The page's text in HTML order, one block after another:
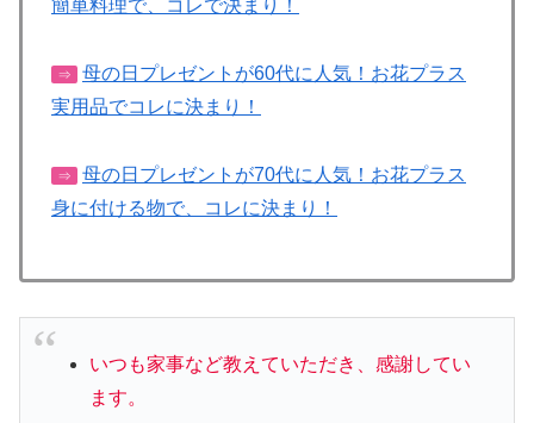
簡単料理で、コレで決まり！
⇒
母の日プレゼントが60代に人気！お花プラス
実用品でコレに決まり！
⇒
母の日プレゼントが70代に人気！お花プラス
身に付ける物で、コレに決まり！
いつも家事など教えていただき、感謝してい
ます。